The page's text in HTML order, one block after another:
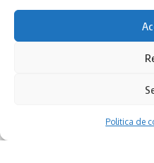
Politica de
lacuri, cele mai vechi orașe,
multe etnii, CELE MAI